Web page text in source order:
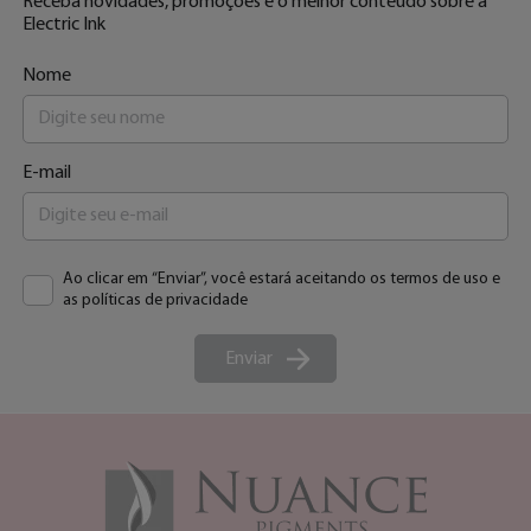
Electric Ink
Nome
E-mail
Enviar
Ao clicar em “Enviar”, você estará aceitando os termos de uso e
as políticas de privacidade